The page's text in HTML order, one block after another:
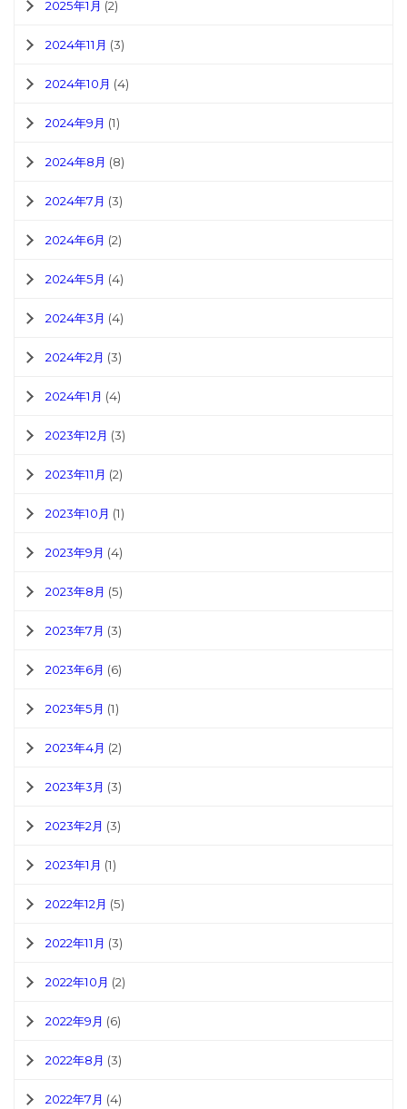
2025年1月 (2)
2024年11月 (3)
2024年10月 (4)
2024年9月 (1)
2024年8月 (8)
2024年7月 (3)
2024年6月 (2)
2024年5月 (4)
2024年3月 (4)
2024年2月 (3)
2024年1月 (4)
2023年12月 (3)
2023年11月 (2)
2023年10月 (1)
2023年9月 (4)
2023年8月 (5)
2023年7月 (3)
2023年6月 (6)
2023年5月 (1)
2023年4月 (2)
2023年3月 (3)
2023年2月 (3)
2023年1月 (1)
2022年12月 (5)
2022年11月 (3)
2022年10月 (2)
2022年9月 (6)
2022年8月 (3)
2022年7月 (4)